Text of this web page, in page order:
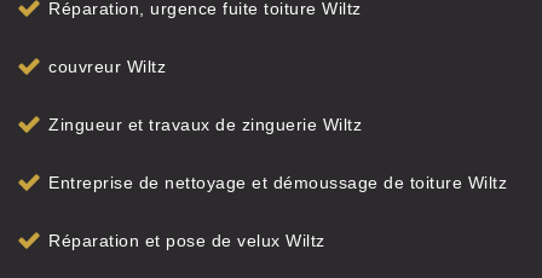
Réparation, urgence fuite toiture Wiltz
couvreur Wiltz
Zingueur et travaux de zinguerie Wiltz
Entreprise de nettoyage et démoussage de toiture Wiltz
Réparation et pose de velux Wiltz